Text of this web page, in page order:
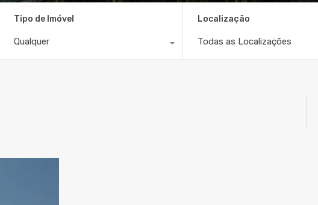
Tipo de Imóvel
Qualquer
Localização
Todas as Localizações